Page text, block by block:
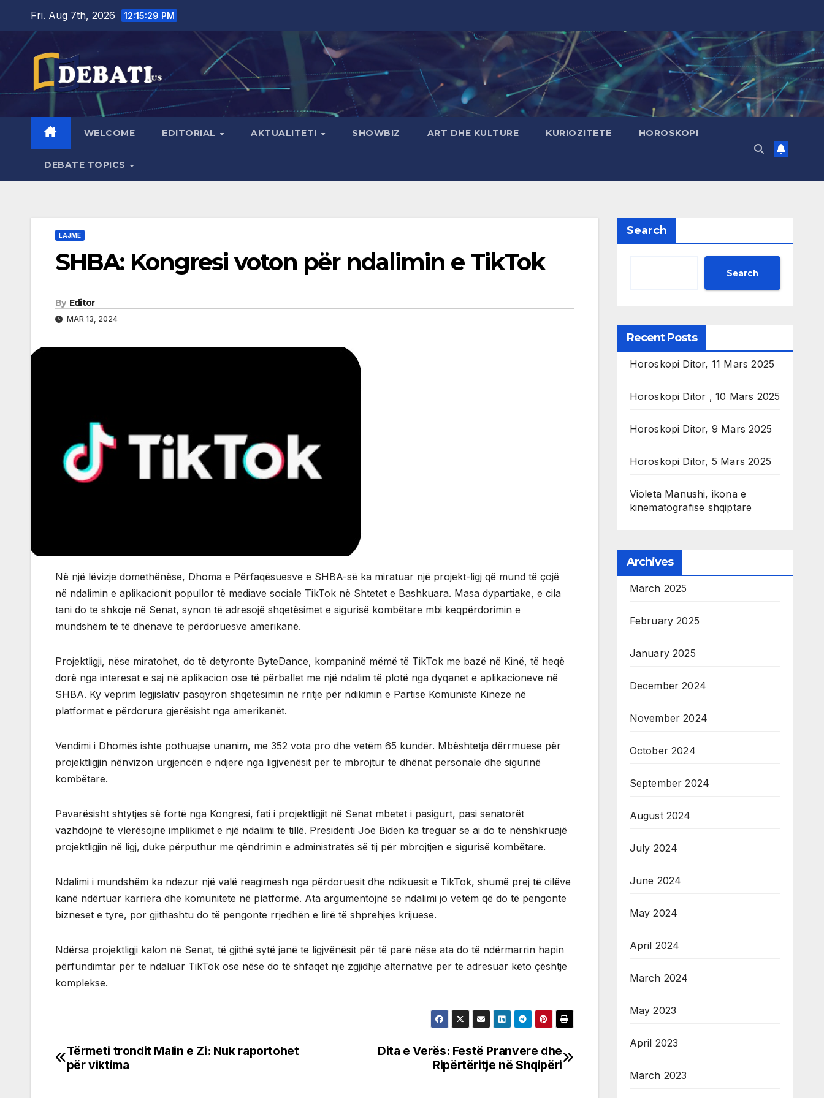
content
Fri. Aug 7th, 2026 12:15:29 PM
WELCOME EDITORIAL AKTUALITETI SHOWBIZ ART DHE KULTURE KURIOZITETE HOROSKOPI
DEBATE TOPICS
LAJME
SHBA: Kongresi voton për ndalimin e TikTok
By Editor
MAR 13, 2024
Në një lëvizje domethënëse, Dhoma e Përfaqësuesve e SHBA-së ka miratuar një projekt-ligj që mund të çojë
në ndalimin e aplikacionit popullor të mediave sociale TikTok në Shtetet e Bashkuara. Masa dypartiake, e cila
tani do te shkoje në Senat, synon të adresojë shqetësimet e sigurisë kombëtare mbi keqpërdorimin e
mundshëm të të dhënave të përdoruesve amerikanë.
Projektligji, nëse miratohet, do të detyronte ByteDance, kompaninë mëmë të TikTok me bazë në Kinë, të heqë
dorë nga interesat e saj në aplikacion ose të përballet me një ndalim të plotë nga dyqanet e aplikacioneve në
SHBA. Ky veprim legjislativ pasqyron shqetësimin në rritje për ndikimin e Partisë Komuniste Kineze në
platformat e përdorura gjerësisht nga amerikanët.
Vendimi i Dhomës ishte pothuajse unanim, me 352 vota pro dhe vetëm 65 kundër. Mbështetja dërrmuese për
projektligjin nënvizon urgjencën e ndjerë nga ligjvënësit për të mbrojtur të dhënat personale dhe sigurinë
kombëtare.
Pavarësisht shtytjes së fortë nga Kongresi, fati i projektligjit në Senat mbetet i pasigurt, pasi senatorët
vazhdojnë të vlerësojnë implikimet e një ndalimi të tillë. Presidenti Joe Biden ka treguar se ai do të nënshkruajë
projektligjin në ligj, duke përputhur me qëndrimin e administratës së tij për mbrojtjen e sigurisë kombëtare.
Ndalimi i mundshëm ka ndezur një valë reagimesh nga përdoruesit dhe ndikuesit e TikTok, shumë prej të cilëve
kanë ndërtuar karriera dhe komunitete në platformë. Ata argumentojnë se ndalimi jo vetëm që do të pengonte
bizneset e tyre, por gjithashtu do të pengonte rrjedhën e lirë të shprehjes krijuese.
Ndërsa projektligji kalon në Senat, të gjithë sytë janë te ligjvënësit për të parë nëse ata do të ndërmarrin hapin
përfundimtar për të ndaluar TikTok ose nëse do të shfaqet një zgjidhje alternative për të adresuar këto çështje
komplekse.
Post
Dita e Verës: Festë Pranvere dhe
Ripërtëritje në Shqipëri
Tërmeti trondit Malin e Zi: Nuk raportohet
për viktima
Search
Search
Recent Posts
Horoskopi Ditor, 11 Mars 2025
Horoskopi Ditor , 10 Mars 2025
Horoskopi Ditor, 9 Mars 2025
Horoskopi Ditor, 5 Mars 2025
Violeta Manushi, ikona e
kinematografise shqiptare
Archives
March 2025
February 2025
January 2025
December 2024
November 2024
October 2024
September 2024
August 2024
July 2024
June 2024
May 2024
April 2024
March 2024
May 2023
April 2023
March 2023